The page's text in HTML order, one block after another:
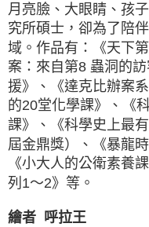
月亮臉、大眼睛、孩
究所碩士，卻為了陪
域。作品有：《天下
案：來自第8 蟲洞的
援》、《達克比辦案
的20堂化學課》、《
課》、《科學史上最
屆金鼎獎）、《暴龍
《小大人的公衛素養
列1～2》等。
繪者 呼拉王